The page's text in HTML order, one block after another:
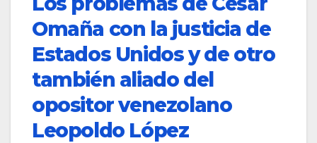
Omaña con la justicia de
Estados Unidos y de otro
también aliado del
opositor venezolano
Leopoldo López